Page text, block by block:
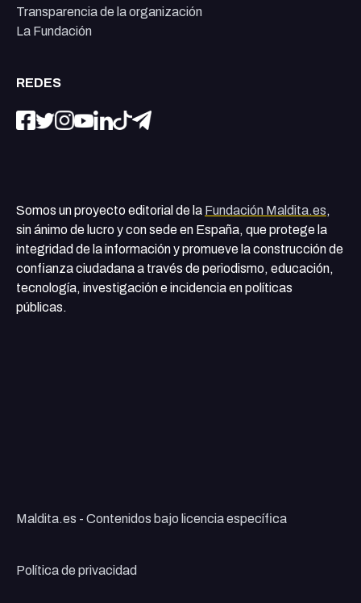
Transparencia de la organización
La Fundación
REDES
Somos un proyecto editorial de la Fundación Maldita.es,
sin ánimo de lucro y con sede en España, que protege la
integridad de la información y promueve la construcción de
confianza ciudadana a través de periodismo, educación,
tecnología, investigación e incidencia en políticas
públicas.
Maldita.es - Contenidos bajo licencia específica
Política de privacidad